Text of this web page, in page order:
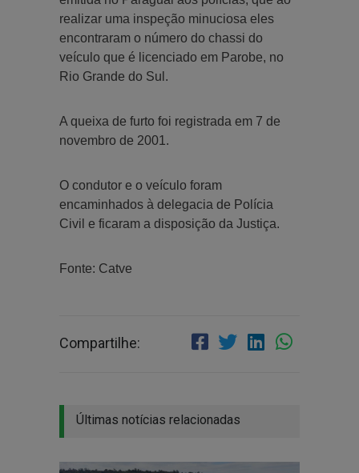
realizar uma inspeção minuciosa eles
encontraram o número do chassi do
veículo que é licenciado em Parobe, no
Rio Grande do Sul.
A queixa de furto foi registrada em 7 de
novembro de 2001.
O condutor e o veículo foram
encaminhados à delegacia de Polícia
Civil e ficaram a disposição da Justiça.
Fonte: Catve
Compartilhe:
Últimas notícias relacionadas